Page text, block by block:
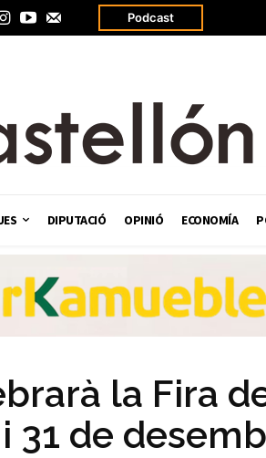
Podcast
DIPUTACIÓ OPINIÓ ECONOMÍA
la Fira
31 de